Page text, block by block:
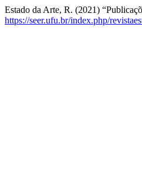
Estado da Arte, R. (2021)
https://seer.ufu.br/index.php/